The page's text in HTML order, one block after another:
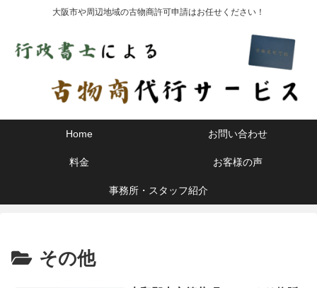
大阪市や周辺地域の古物商許可申請はお任せください！
Home お問い合わせ
料金 お客様の声
事務所・スタッフ紹介
その他